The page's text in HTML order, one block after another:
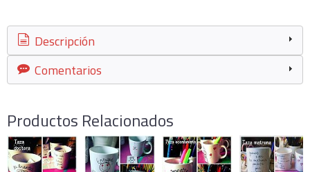
Descripción
Comentarios
Productos Relacionados